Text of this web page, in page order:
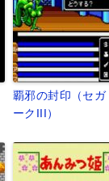
覇邪の封印（セガ
ークIII）